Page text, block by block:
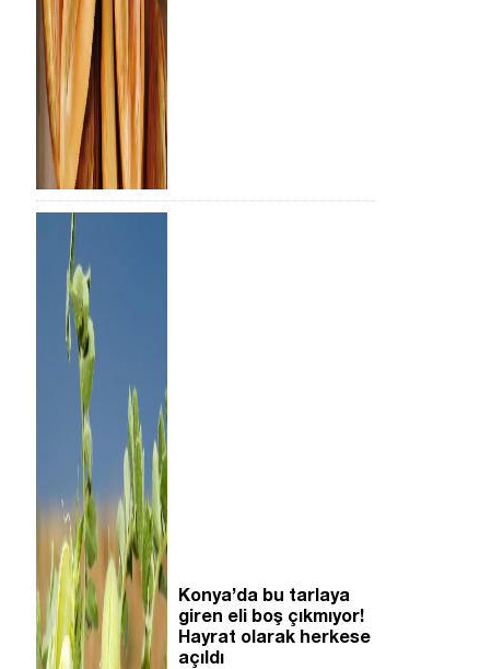
Konya’da bu tarlaya
giren eli boş çıkmıyor!
Hayrat olarak herkese
açıldı